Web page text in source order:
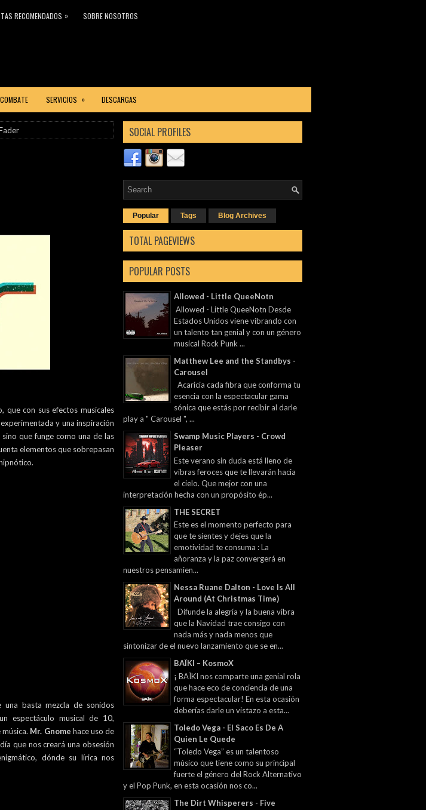
RECOMENDADOS » SOBRE NOSOTROS
SERVICIOS » DESCARGAS
que con sus efectos musicales
y una inspiración
que funge como una de las
elementos que sobrepasan
basta mezcla de sonidos
espectáculo musical de 10,
Mr. Gnome hace uso de
que nos creará una obsesión
dónde su lírica nos
SOCIAL PROFILES
Popular Tags Blog Archives
TOTAL PAGEVIEWS
POPULAR POSTS
Allowed - Little QueeNotn
Allowed - Little QueeNotn Desde
Estados Unidos viene vibrando con
un talento tan genial y con un género
musical Rock Punk ...
Matthew Lee and the Standbys -
Carousel
Acaricia cada fibra que conforma tu
esencia con la espectacular gama
sónica que estás por recibir al darle
play a " Carousel ", ...
Swamp Music Players - Crowd
Pleaser
Este verano sin duda está lleno de
vibras feroces que te llevarán hacia
el cielo. Que mejor con una
interpretación hecha con un propósito ép...
THE SECRET
Este es el momento perfecto para
que te sientes y dejes que la
emotividad te consuma : La
añoranza y la paz convergerá en
nuestros pensamien...
Nessa Ruane Dalton - Love Is All
Around (At Christmas Time)
Difunde la alegría y la buena vibra
que la Navidad trae consigo con
nada más y nada menos que
sintonizar de el nuevo lanzamiento que se en...
BAÏKI – KosmoX
¡ BAÏKI nos comparte una genial rola
que hace eco de conciencia de una
forma espectacular! En esta ocasión
deberías darle un vistazo a esta...
Toledo Vega - El Saco Es De A
Quien Le Quede
“Toledo Vega” es un talentoso
músico que tiene como su principal
fuerte el género del Rock Alternativo
y el Pop Punk, en esta ocasión nos co...
The Dirt Whisperers - Five